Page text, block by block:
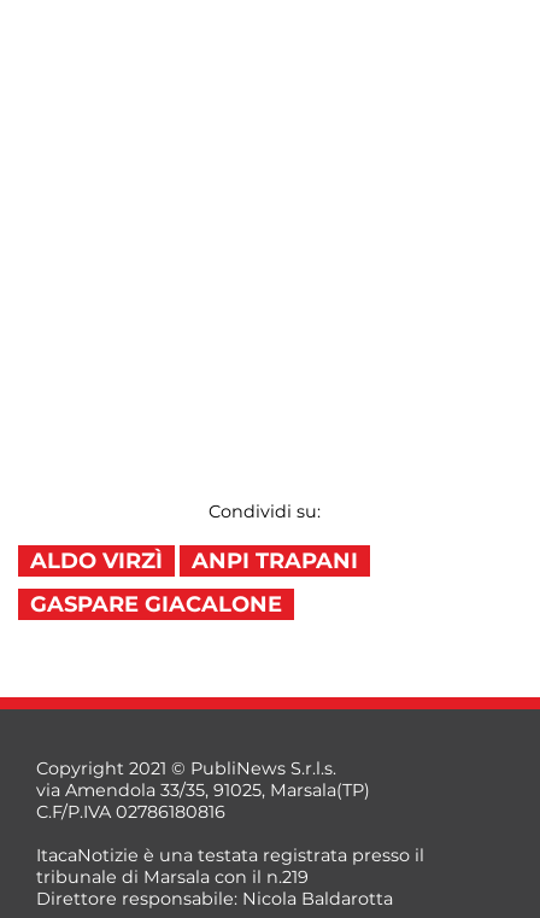
Condividi su:
ALDO VIRZÌ
ANPI TRAPANI
GASPARE GIACALONE
Copyright 2021 © PubliNews S.r.l.s.
via Amendola 33/35, 91025, Marsala(TP)
C.F/P.IVA 02786180816
ItacaNotizie è una testata registrata presso il
tribunale di Marsala con il n.219
Direttore responsabile: Nicola Baldarotta